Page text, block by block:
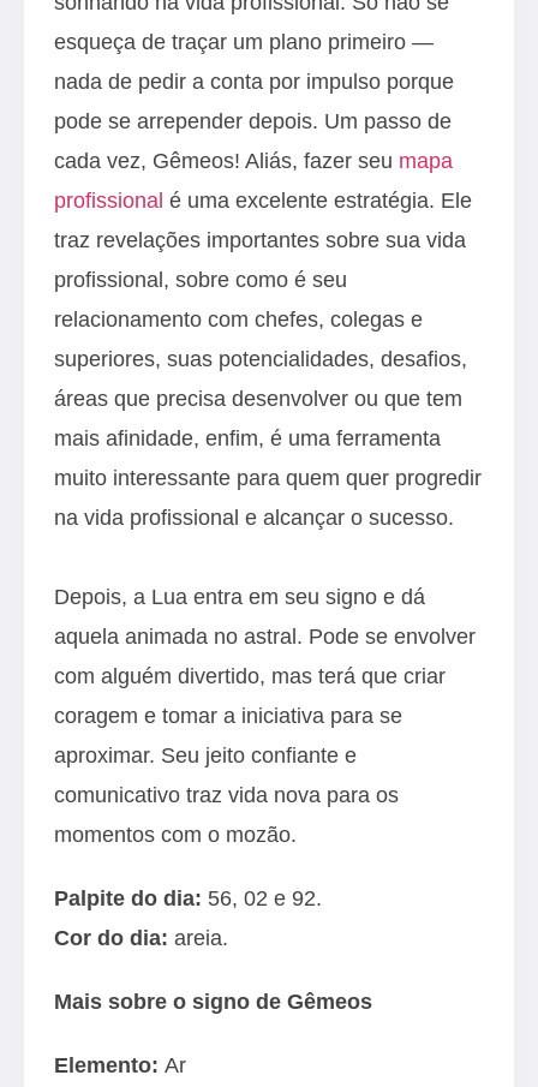
esqueça de traçar um plano primeiro —
nada de pedir a conta por impulso porque
pode se arrepender depois. Um passo de
cada vez, Gêmeos! Aliás, fazer seu mapa
profissional é uma excelente estratégia. Ele
traz revelações importantes sobre sua vida
profissional, sobre como é seu
relacionamento com chefes, colegas e
superiores, suas potencialidades, desafios,
áreas que precisa desenvolver ou que tem
mais afinidade, enfim, é uma ferramenta
muito interessante para quem quer progredir
na vida profissional e alcançar o sucesso.
Depois, a Lua entra em seu signo e dá
aquela animada no astral. Pode se envolver
com alguém divertido, mas terá que criar
coragem e tomar a iniciativa para se
aproximar. Seu jeito confiante e
comunicativo traz vida nova para os
momentos com o mozão.
Palpite do dia: 56, 02 e 92.
Cor do dia: areia.
Mais sobre o signo de Gêmeos
Elemento: Ar